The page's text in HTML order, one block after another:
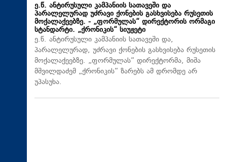
ე.წ. ანტირუსული კამპანიის სათავეში და
პარალელურად უძრავი ქონების გასხვისება რუსეთის
მოქალაქეებზე. - „ფორმულას“ დირექტორის ორმაგი
სტანდარტი. „ქრონიკის“ სიუჟეტი
ე.წ. ანტირუსული კამპანიის სათავეში და,
პარალელურად, უძრავი ქონების გასხვისება რუსეთის
მოქალაქეებზე. „ფორმულას“ დირექტორმა, მიშა
მშვილდაძემ „ქრონიკის“ ზარებს ამ დრომდე არ
უპასუხა.